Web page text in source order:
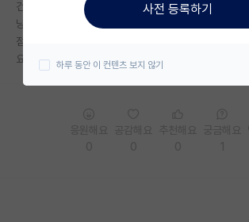
대학원생 모집 게시판
연구실(PI) 홍보 게시판
건동 3.9인데 yk 배터리랩은 꿈도 못꾸겠네요 ㅋㅋ....
냥 자대 가야되려나요... 근데 현재 학연생하고있는 랩
점 3.1,3.3 막이래서 3.9가 높은 학점은 아니지만 아
요. 어떡하죠.
사전 등록하기
하루 동안 이 컨텐츠 보지 않기